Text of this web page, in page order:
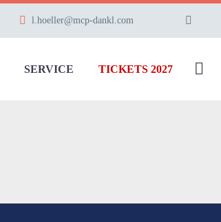
l.hoeller@mcp-dankl.com
SERVICE TICKETS 2027